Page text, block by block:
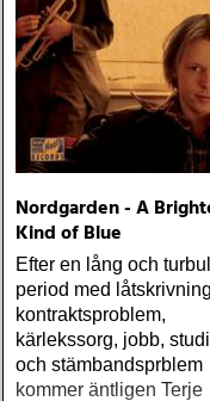
Nordgarden - A
Kind of Blue
Efter en lång och
period med
kontraktsproblem,
kärlekssorg, jobb,
och stämbandsprblem
kommer äntligen Terje